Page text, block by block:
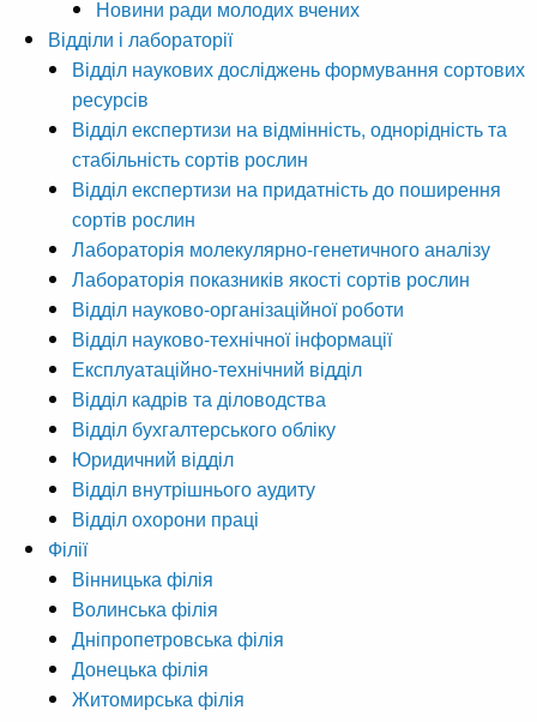
Новини ради молодих вчених
Відділи і лабораторії
Відділ наукових досліджень формування сортових
ресурсів
Відділ експертизи на відмінність, однорідність та
стабільність сортів рослин
Відділ експертизи на придатність до поширення
сортів рослин
Лабораторія молекулярно-генетичного аналізу
Лабораторія показників якості сортів рослин
Відділ науково-організаційної роботи
Відділ науково-технічної інформації
Експлуатаційно-технічний відділ
Відділ кадрів та діловодства
Відділ бухгалтерського обліку
Юридичний відділ
Відділ внутрішнього аудиту
Відділ охорони праці
Філії
Вінницька філія
Волинська філія
Дніпропетровська філія
Донецька філія
Житомирська філія